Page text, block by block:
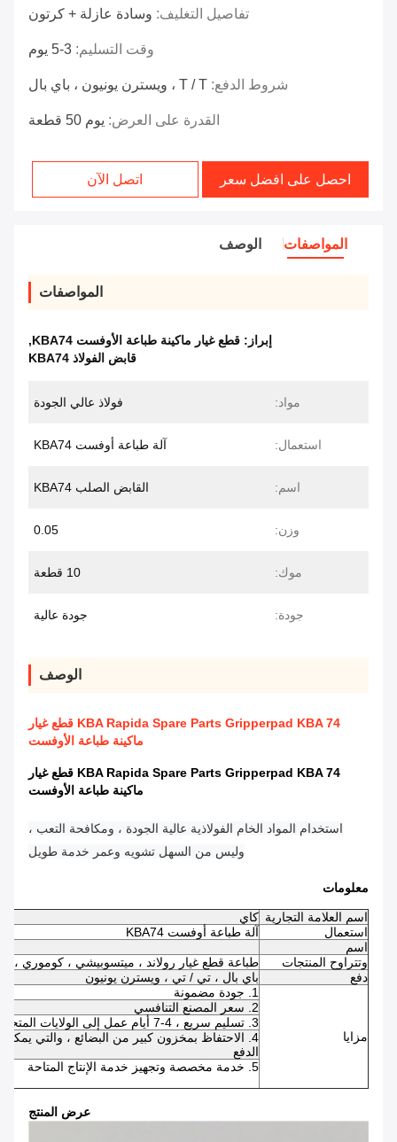
تفاصيل التغليف: وسادة عازلة + كرتون
وقت التسليم: 3-5 يوم
شروط الدفع: T / T ، ويسترن يونيون ، باي بال
القدرة على العرض: يوم 50 قطعة
احصل على افضل سعر اتصل الآن
المواصفات الوصف
المواصفات
إبراز: قطع غيار ماكينة طباعة الأوفست KBA74
,
قابض الفولاذ KBA74
مواد: فولاذ عالي الجودة
استعمال: آلة طباعة أوفست KBA74
اسم: القابض الصلب KBA74
وزن: 0.05
موك: 10 قطعة
جودة: جودة عالية
الوصف
KBA Rapida Spare Parts Gripperpad KBA 74 قطع غيار
ماكينة طباعة الأوفست
KBA Rapida Spare Parts Gripperpad KBA 74 قطع غيار
ماكينة طباعة الأوفست
استخدام المواد الخام الفولاذية عالية الجودة ، ومكافحة التعب ،
وليس من السهل تشويه وعمر خدمة طويل
معلومات
اسم العلامة التجارية كاي
استعمال
آلة طباعة أوفست KBA74
اسم
وتتراوح المنتجات
طباعة قطع غيار رولاند ، ميتسوبيشي ، كوموري ،
دفع
باي بال ، تي / تي ، ويسترن يونيون
مزايا
1. جودة مضمونة
2. سعر المصنع التنافسي
3. تسليم سريع ، 4-7 أيام عمل إلى الولايات المتحدة / المملكة المتحدة / الاتحاد الأفريقي
الدفع
5. خدمة مخصصة وتجهيز خدمة الإنتاج المتاحة
عرض المنتج